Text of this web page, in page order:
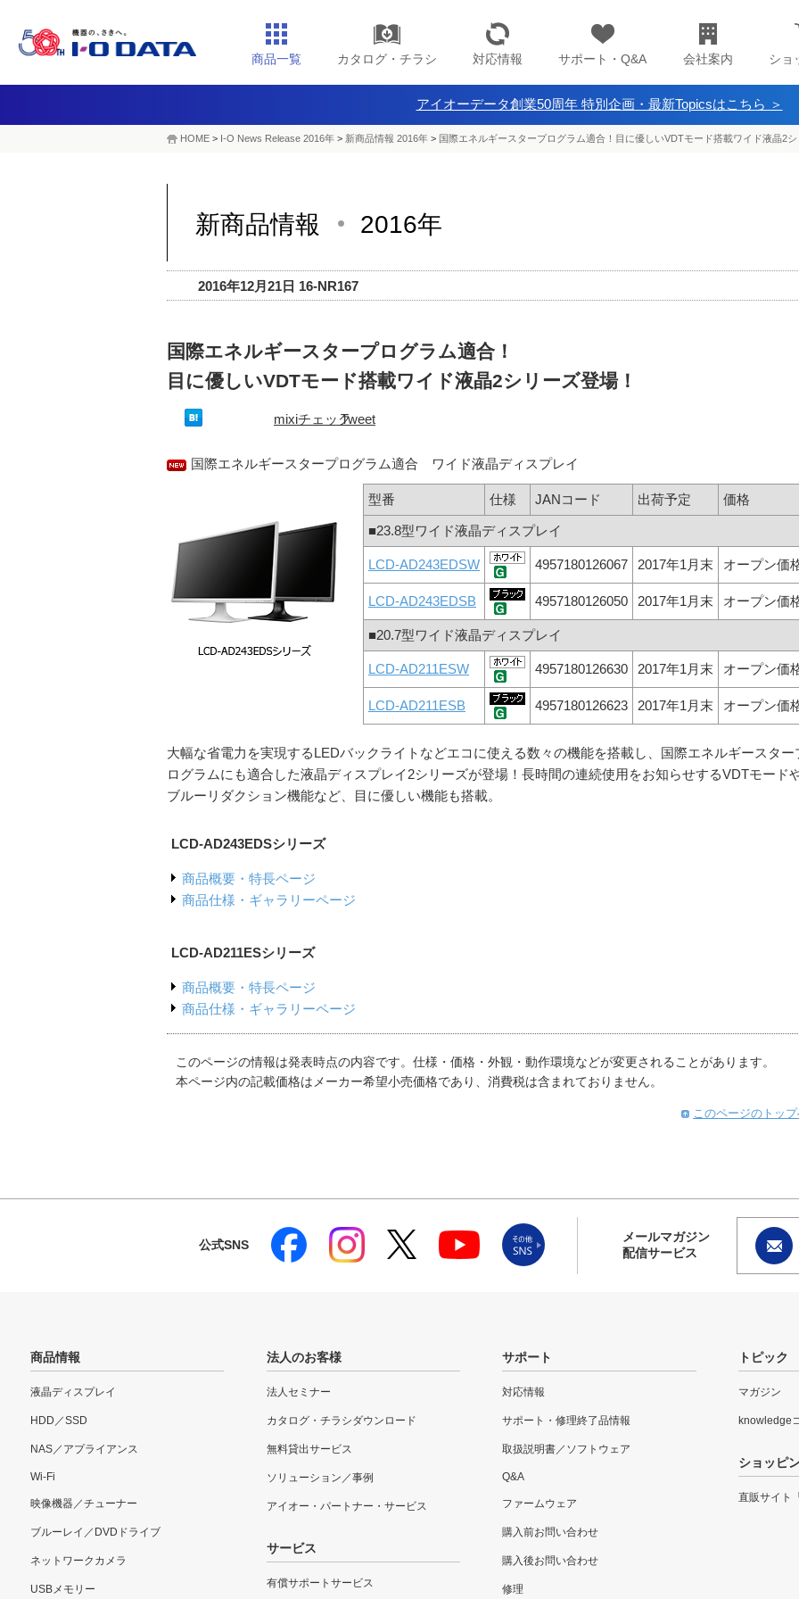
商品一覧 カタログ・チラシ 対応情報 サポート・Q&A 会社案内 ショ
アイオーデータ創業50周年 特別企画・最新Topicsはこちら ＞
HOME > I-O News Release 2016年 > 新商品情報 2016年 > 国際エネルギースタープログラム適合！目に優しいVDTモード搭載ワイド液晶2
新商品情報 2016年
2016年12月21日 16-NR167
国際エネルギースタープログラム適合！
目に優しいVDTモード搭載ワイド液晶2シリーズ登場！
mixiチェックTweet
国際エネルギースタープログラム適合 ワイド液晶ディスプレイ
型番 仕様 JANコード 出荷予定 価格
■23.8型ワイド液晶ディスプレイ
LCD-AD243EDSW 4957180126067 2017年1月末 オープン価
LCD-AD243EDSB 4957180126050 2017年1月末 オープン価
■20.7型ワイド液晶ディスプレイ
LCD-AD211ESW 4957180126630 2017年1月末 オープン価
LCD-AD211ESB 4957180126623 2017年1月末 オープン価
大幅な省電力を実現するLEDバックライトなどエコに使える数々の機能を搭載し、国際エネルギースター
ログラムにも適合した液晶ディスプレイ2シリーズが登場！長時間の連続使用をお知らせするVDTモード
ブルーリダクション機能など、目に優しい機能も搭載。
LCD-AD243EDSシリーズ
商品概要・特長ページ
商品仕様・ギャラリーページ
LCD-AD211ESシリーズ
商品概要・特長ページ
商品仕様・ギャラリーページ
このページの情報は発表時点の内容です。仕様・価格・外観・動作環境などが変更されることがあります。
本ページ内の記載価格はメーカー希望小売価格であり、消費税は含まれておりません。
このページのトッ
公式SNS
メールマガジン
配信サービス
商品情報
液晶ディスプレイ
HDD／SSD
NAS／アプライアンス
Wi-Fi
映像機器／チューナー
ブルーレイ／DVDドライブ
ネットワークカメラ
USBメモリー
法人のお客様
法人セミナー
カタログ・チラシダウンロード
無料貸出サービス
ソリューション／事例
アイオー・パートナー・サービス
サービス
有償サポートサービス
サポート
対応情報
サポート・修理終了品情報
取扱説明書／ソフトウェア
Q&A
ファームウェア
購入前お問い合わせ
購入後お問い合わせ
修理
トピック
マガジン
knowledge
ショッピ
直販サイト